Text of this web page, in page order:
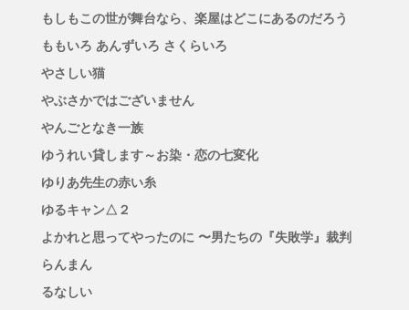
もしもこの世が舞台なら、楽屋はどこにあるのだろう
ももいろ あんずいろ さくらいろ
やさしい猫
やぶさかではございません
やんごとなき一族
ゆうれい貸します～お染・恋の七変化
ゆりあ先生の赤い糸
ゆるキャン△２
よかれと思ってやったのに 〜男たちの『失敗学』裁判
らんまん
るなしい